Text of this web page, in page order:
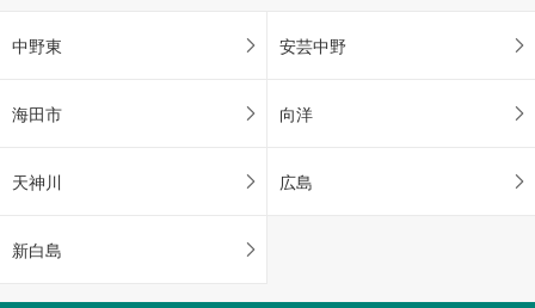
中野東 安芸中野
海田市 向洋
天神川 広島
新白島